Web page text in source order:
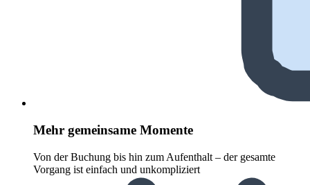
Mehr gemeinsame Momente
Von der Buchung bis hin zum Aufenthalt – der gesamte
Vorgang ist einfach und unkompliziert